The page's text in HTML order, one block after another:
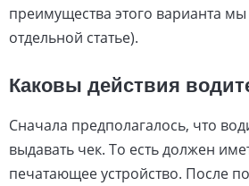
преимущества этого варианта
отдельной статье).
Каковы действия
Сначала предполагалось, что
выдавать чек. То есть должен
печатающее устройство. После